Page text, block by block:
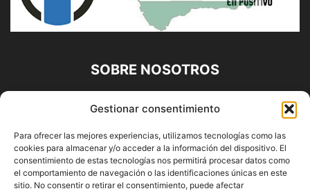
Gestionar consentimiento
Para ofrecer las mejores experiencias, utilizamos tecnologías como las
cookies para almacenar y/o acceder a la información del dispositivo. El
consentimiento de estas tecnologías nos permitirá procesar datos como
el comportamiento de navegación o las identificaciones únicas en este
sitio. No consentir o retirar el consentimiento, puede afectar
SOBRE NOSOTROS
Diario Alhaurín (www.alhaurindelatorre.com) Propiedad de
Francisco E. López López | 639 95 71 95 | Noticias de
Alhaurín de la Torre, Málaga y Provincia|
Contáctanos:info@alhaurindelatorre.com